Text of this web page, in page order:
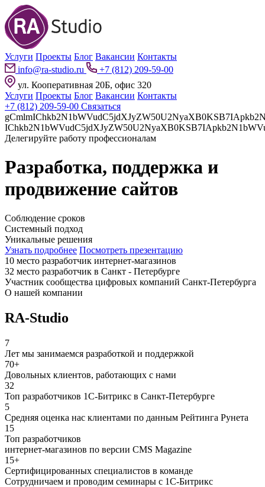
Услуги Проекты Блог Вакансии Контакты
info@ra-studio.ru
+7 (812) 209-59-00
ул. Кооперативная 20Б, офис 320
Услуги Проекты Блог Вакансии Контакты
+7 (812) 209-59-00 Связаться
Делегируйте работу профессионалам
Разработка, поддержка и
продвижение сайтов
Соблюдение сроков
Системный подход
Уникальные решения
Узнать подробнее Посмотреть презентацию
10 место разработчик интернет-магазинов
32 место разработчик в Санкт - Петербурге
Участник сообщества цифровых компаний Санкт-Петербурга
О нашей компании
RA-Studio
7
Лет мы занимаемся разработкой и поддержкой
70+
Довольных клиентов, работающих с нами
32
Топ разработчиков 1С-Битрикс в Санкт-Петербурге
5
Средняя оценка нас клиентами по данным Рейтинга Рунета
15
Топ разработчиков
интернет-магазинов по версии CMS Magazine
15+
Сертифицированных специалистов в команде
Сотрудничаем и проводим семинары с 1С-Битрикс